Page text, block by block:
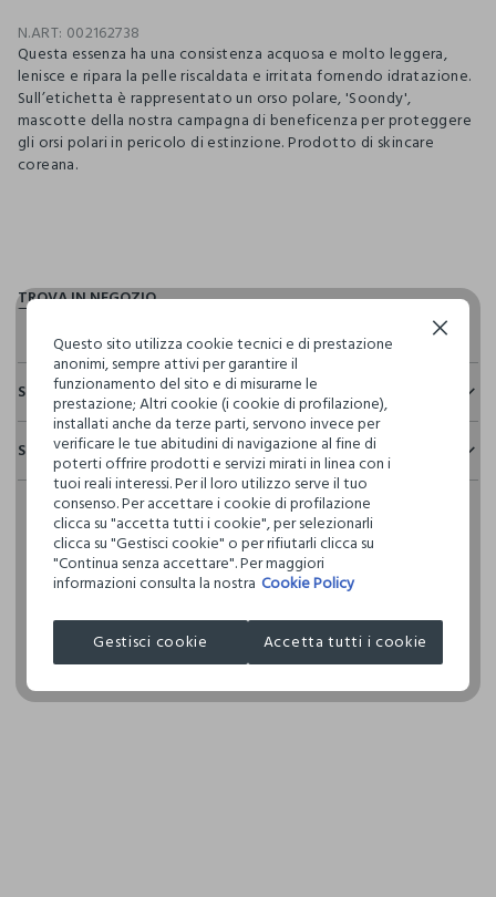
N.ART: 002162738
Questa essenza ha una consistenza acquosa e molto leggera,
lenisce e ripara la pelle riscaldata e irritata fornendo idratazione.
Sull’etichetta è rappresentato un orso polare, 'Soondy',
mascotte della nostra campagna di beneficenza per proteggere
gli orsi polari in pericolo di estinzione. Prodotto di skincare
coreana.
Sostenibilità e trasparenza
Sicurezza
Il 100% dei nostri articoli viene sottoposto a test chimico-
fisici, per verificarne il rispetto dei limiti che abbiamo
definito per l’uso di sostanze chimiche, talvolta anche più
restrittivi rispetto a quelli previsti dalla normativa
internazionale.
Clicca qui per vedere i dettagli
I nostri fornitori
BEAUTY UP SRL
Spedizione e resi
Hai fino a 30 giorni dalla consegna del tuo ordine online per
cambiare idea e restituire i prodotti che hai acquistato.
Questo sito utilizza cookie tecnici e di prestazione
anonimi, sempre attivi per garantire il
funzionamento del sito e di misurarne le
prestazione; Altri cookie (i cookie di profilazione),
installati anche da terze parti, servono invece per
verificare le tue abitudini di navigazione al fine di
poterti offrire prodotti e servizi mirati in linea con i
tuoi reali interessi. Per il loro utilizzo serve il tuo
consenso. Per accettare i cookie di profilazione
clicca su "accetta tutti i cookie", per selezionarli
clicca su "Gestisci cookie" o per rifiutarli clicca su
"Continua senza accettare". Per maggiori
informazioni consulta la nostra Cookie Policy
Gestisci cookie Accetta tutti i cookie
Continua senza accettare